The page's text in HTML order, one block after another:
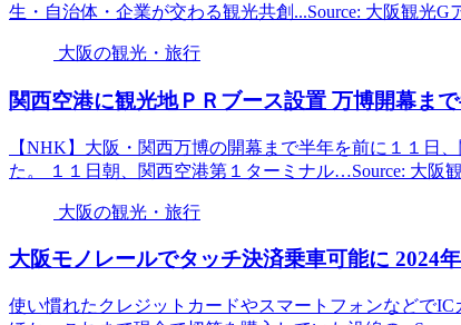
生・自治体・企業が交わる観光共創...Source: 大阪観光G
大阪の観光・旅行
関西空港に観光地ＰＲブース設置 万博開幕ま
【NHK】大阪・関西万博の開幕まで半年を前に１１日
た。 １１日朝、関西空港第１ターミナル…Source: 大阪
大阪の観光・旅行
大阪モノレールでタッチ決済乗車可能に 2024
使い慣れたクレジットカードやスマートフォンなどで